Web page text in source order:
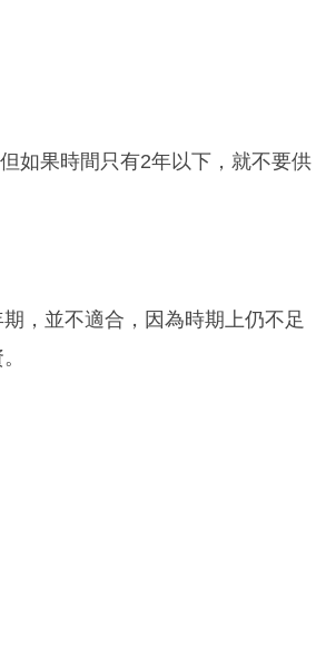
如果時間只有2年以下，就不要供
，並不適合，因為時期上仍不足